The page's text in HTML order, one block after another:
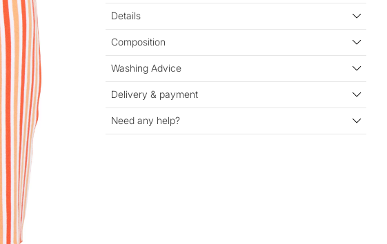
Details
Composition
Washing Advice
Delivery & payment
Need any help?